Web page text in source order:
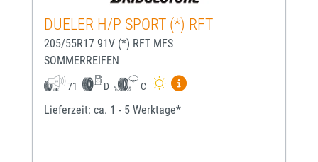
DUELER H/P SPORT (*) RFT
205/55R17 91V (*) RFT MFS
SOMMERREIFEN
71 D C
Mehr Informationen zum
Lieferzeit: ca. 1 - 5 Werktage*